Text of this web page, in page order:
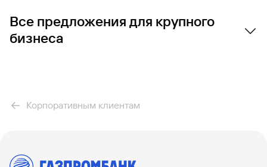
Все предложения для крупного
бизнеса
Расчетно-кассовое обслуживание
Бизнес-карты
Корпоративным клиентам